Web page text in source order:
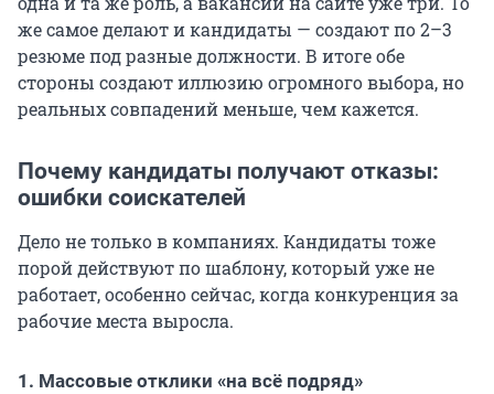
же самое делают и кандидаты — создают по 2–3
резюме под разные должности. В итоге обе
стороны создают иллюзию огромного выбора, но
реальных совпадений меньше, чем кажется.
Почему кандидаты получают отказы:
ошибки соискателей
Дело не только в компаниях. Кандидаты тоже
порой действуют по шаблону, который уже не
работает, особенно сейчас, когда конкуренция за
рабочие места выросла.
1. Массовые отклики «на всё подряд»